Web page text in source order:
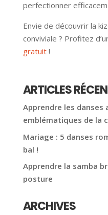
perfectionner
Envie de découvrir la
conviviale ? Profitez
gratuit!
ARTICLES
Apprendre les danses
emblématiques de la
Mariage : 5 danses
bal !
Apprendre la samba
posture
ARCHIVES